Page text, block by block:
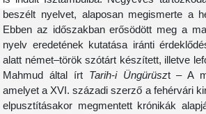
beszélt nyelvet, alaposan megismerte a
Ebben az időszakban erősödött meg a
nyelv eredetének kutatása iránti
alatt német–török szótárt készített, illetve
Mahmud által írt Tarih-i Üngürüszt – A
amelyet a XVI. századi szerző a fehérvári
elpusztításakor megmentett krónikák